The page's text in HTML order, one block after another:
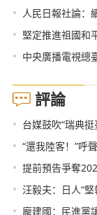
• 人民日報社論：
• 堅定推進祖國和平統
• 中央廣播電視總
評論
• 台媒鼓吹“瑞典
• “還我陸客！”呼
• 提前預告爭奪
• 汪毅夫：日人“
• 龐建國：民進黨